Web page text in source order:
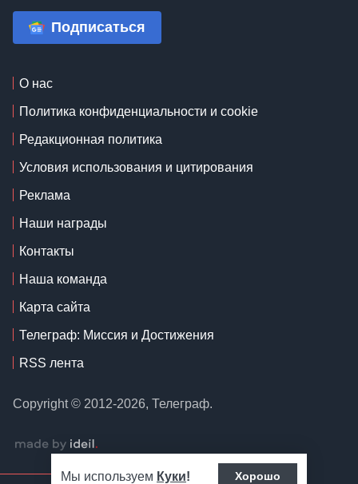
Мы используем Куки! Хорошо
Подписаться
О нас
Политика конфиденциальности и cookie
Редакционная политика
Условия использования и цитирования
Реклама
Наши награды
Контакты
Наша команда
Карта сайта
Телеграф: Миссия и Достижения
RSS лента
Copyright © 2012-2026, Телеграф.